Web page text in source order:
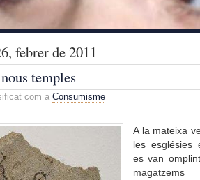
febrer de 2011
temples
com a Consumisme
A la mateixa
les esglésies
es van